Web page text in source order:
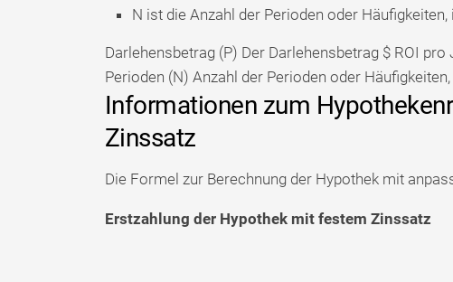
N ist die Anzahl der Perioden oder
Darlehensbetrag (P) Der Darlehensbetrag $ ROI pro
Perioden (N) Anzahl der Perioden oder
Informationen zum
Zinssatz
Die Formel zur Berechnung der Hypothek mit
Erstzahlung der Hypothek mit festem Zinssatz